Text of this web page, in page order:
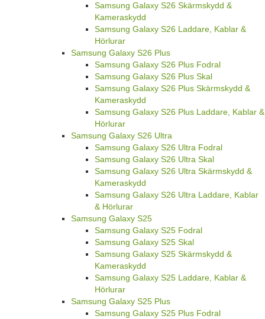
Samsung Galaxy S26 Skärmskydd &
Kameraskydd
Samsung Galaxy S26 Laddare, Kablar &
Hörlurar
Samsung Galaxy S26 Plus
Samsung Galaxy S26 Plus Fodral
Samsung Galaxy S26 Plus Skal
Samsung Galaxy S26 Plus Skärmskydd &
Kameraskydd
Samsung Galaxy S26 Plus Laddare, Kablar &
Hörlurar
Samsung Galaxy S26 Ultra
Samsung Galaxy S26 Ultra Fodral
Samsung Galaxy S26 Ultra Skal
Samsung Galaxy S26 Ultra Skärmskydd &
Kameraskydd
Samsung Galaxy S26 Ultra Laddare, Kablar
& Hörlurar
Samsung Galaxy S25
Samsung Galaxy S25 Fodral
Samsung Galaxy S25 Skal
Samsung Galaxy S25 Skärmskydd &
Kameraskydd
Samsung Galaxy S25 Laddare, Kablar &
Hörlurar
Samsung Galaxy S25 Plus
Samsung Galaxy S25 Plus Fodral